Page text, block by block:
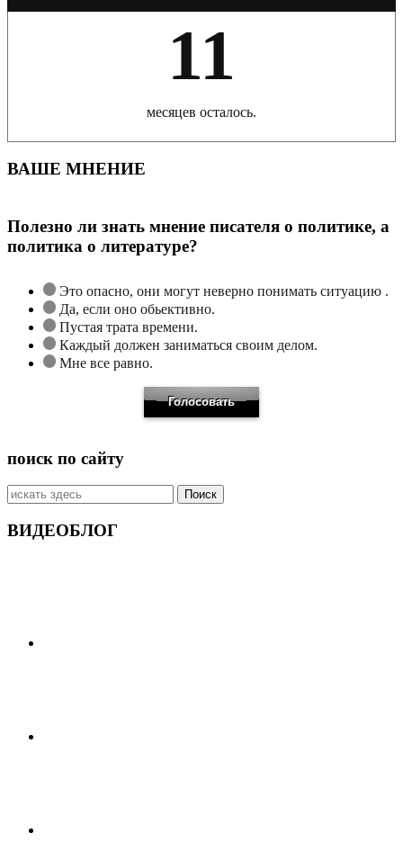
11
месяцев осталось.
ВАШЕ МНЕНИЕ
Полезно ли знать мнение писателя о политике, а
политика о литературе?
Это опасно, они могут неверно понимать ситуацию .
Да, если оно обьективно.
Пустая трата времени.
Каждый должен заниматься своим делом.
Мне все равно.
поиск по сайту
Искать:
ВИДЕОБЛОГ